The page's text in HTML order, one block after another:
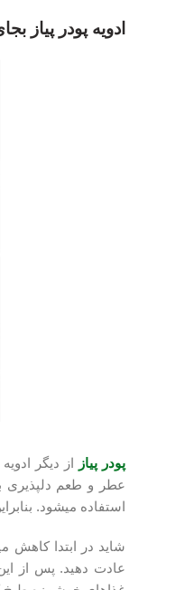
ادویه پودر پیاز
پودر پیاز
عطر و طعم دلپذیری
استفاده می‎شود. بنابراین هنگام طبخ غذا اصلا لازم نیست نمک اضافی مصرف کنید.
شاید در ابتدا کاهش